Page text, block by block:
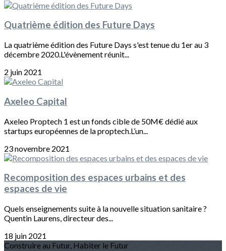
Quatrième édition des Future Days
La quatrième édition des Future Days s'est tenue du 1er au 3
décembre 2020.L'évènement réunit...
2 juin 2021
Axeleo Capital
Axeleo Proptech 1 est un fonds cible de 50M€ dédié aux
startups européennes de la proptech.L’un...
23 novembre 2021
Recomposition des espaces urbains et des
espaces de vie
Quels enseignements suite à la nouvelle situation sanitaire ?
Quentin Laurens, directeur des...
18 juin 2021
Construire au Futur, Habiter le Futur